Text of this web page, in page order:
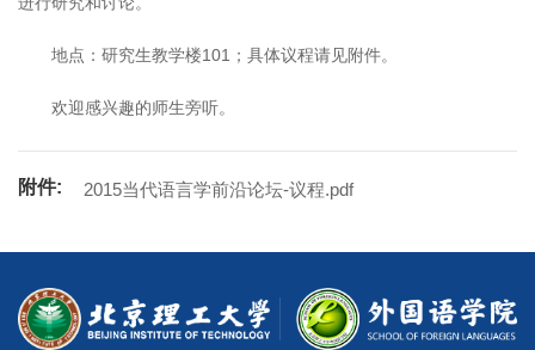
地点：研究生教学楼101；具体议程请见附件。
欢迎感兴趣的师生旁听。
附件: 2015当代语言学前沿论坛-议程.pdf